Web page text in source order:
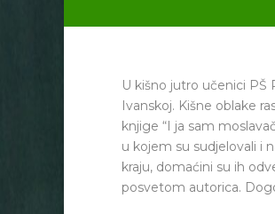
U kišno jutro učenici PŠ
Ivanskoj. Kišne oblake
knjige “I ja sam
u kojem su sudjelovali i
kraju, domaćini su ih
posvetom autorica.